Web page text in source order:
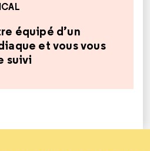
équipé d’un
et vous vous
suivi